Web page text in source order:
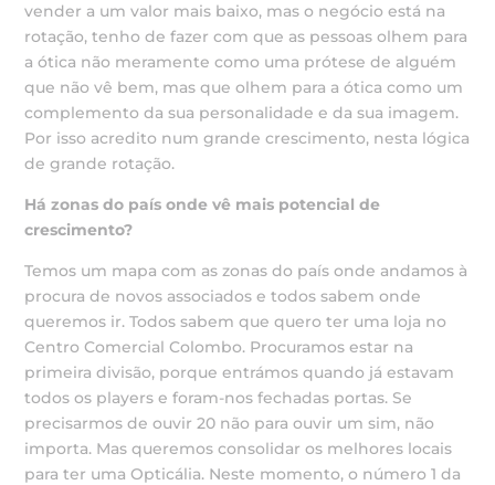
vender a um valor mais baixo, mas o negócio está na
rotação, tenho de fazer com que as pessoas olhem para
a ótica não meramente como uma prótese de alguém
que não vê bem, mas que olhem para a ótica como um
complemento da sua personalidade e da sua imagem.
Por isso acredito num grande crescimento, nesta lógica
de grande rotação.
Há zonas do país onde vê mais potencial de
crescimento?
Temos um mapa com as zonas do país onde andamos à
procura de novos associados e todos sabem onde
queremos ir. Todos sabem que quero ter uma loja no
Centro Comercial Colombo. Procuramos estar na
primeira divisão, porque entrámos quando já estavam
todos os players e foram-nos fechadas portas. Se
precisarmos de ouvir 20 não para ouvir um sim, não
importa. Mas queremos consolidar os melhores locais
para ter uma Opticália. Neste momento, o número 1 da